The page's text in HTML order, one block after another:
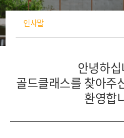
인사말
안녕하십
골드클래스를 찾아주
환영합